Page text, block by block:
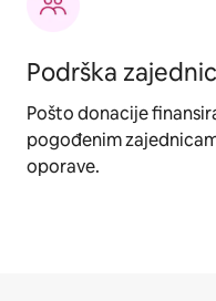
Podrška
Pošto donacije
pogođenim
oporave.